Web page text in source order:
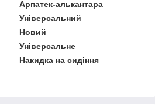
Арпатек-алькантара
Універсальний
Новий
Універсальне
Накидка на сидіння